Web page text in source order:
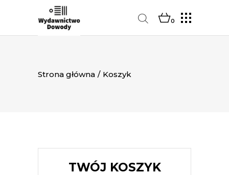
0
Strona główna / Koszyk
TWÓJ KOSZYK